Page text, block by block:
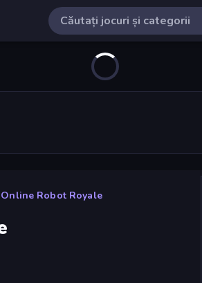
Online Robot Royale